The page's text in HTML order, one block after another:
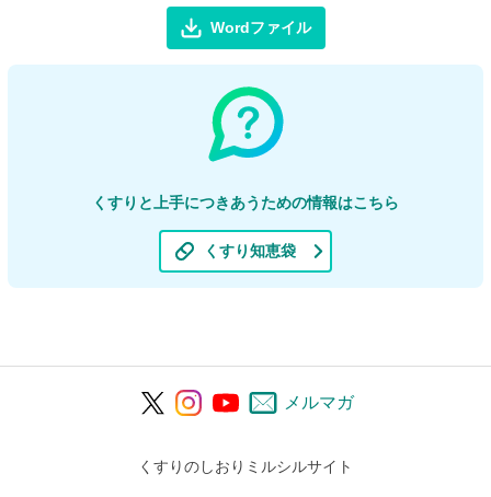
Wordファイル
くすりと上手につきあうための情報はこちら
くすり知恵袋
メルマガ
くすりのしおりミルシルサイト